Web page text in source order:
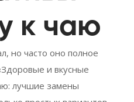
к чаю
но часто оно полное
и вкусные
лучшие замены